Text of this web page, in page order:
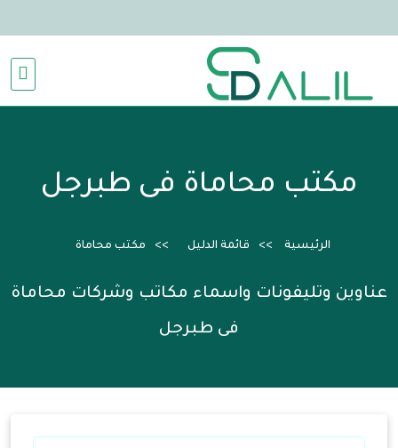
مكتب محاماة فى طبرجل
الرئيسية قائمة الدليل مكتب محاماة
عناوين وتليفونات واسماء مكاتب وشركات محاماة
فى طبرجل